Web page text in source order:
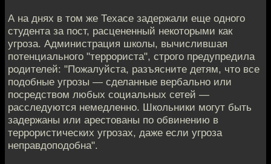
А на днях в том же Техасе задержали еще одного
студента за пост, расцененный некоторыми как
угроза. Администрация школы, вычислившая
потенциального "террориста", строго предупредила
родителей: "Пожалуйста, разъясните детям, что все
подобные угрозы — сделанные вербально или
посредством любых социальных сетей —
расследуются немедленно. Школьники могут быть
задержаны или арестованы по обвинению в
террористических угрозах, даже если угроза
неправдоподобна".